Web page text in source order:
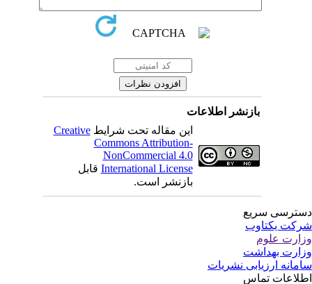
بازنشر اطلاعات
این مقاله تحت شرایطCreative
Commons Attribution-
NonCommercial 4.0
International Licenseقابل
بازنشر است.
سریع
یکتاوب
علوم
بهداشت
ارزیابی نشریات
تماس